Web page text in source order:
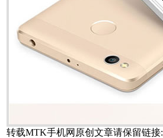
转载MTK手机网原创文章请保留链接: